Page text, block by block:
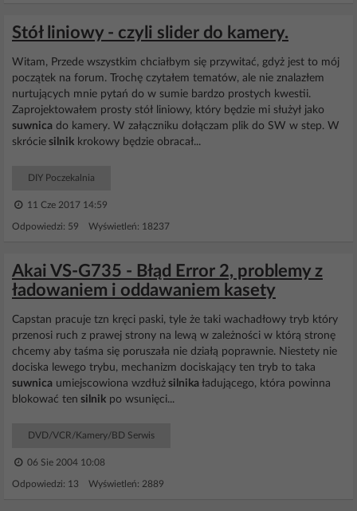
Stół liniowy - czyli slider do kamery.
Witam, Przede wszystkim chciałbym się przywitać, gdyż jest to mój
początek na forum. Trochę czytałem tematów, ale nie znalazłem
nurtujących mnie pytań do w sumie bardzo prostych kwestii.
Zaprojektowałem prosty stół liniowy, który będzie mi służył jako
suwnica do kamery. W załączniku dołączam plik do SW w step. W
skrócie silnik krokowy będzie obracał...
DIY Poczekalnia
11 Cze 2017 14:59
Odpowiedzi: 59 Wyświetleń: 18237
Akai VS-G735 - Błąd Error 2, problemy z
ładowaniem i oddawaniem kasety
Capstan pracuje tzn kręci paski, tyle że taki wachadłowy tryb który
przenosi ruch z prawej strony na lewą w zależności w którą stronę
chcemy aby taśma się poruszała nie działą poprawnie. Niestety nie
dociska lewego trybu, mechanizm dociskający ten tryb to taka
suwnica umiejscowiona wzdłuż silnika ładującego, która powinna
blokować ten silnik po wsunięci...
DVD/VCR/Kamery/BD Serwis
06 Sie 2004 10:08
Odpowiedzi: 13 Wyświetleń: 2889